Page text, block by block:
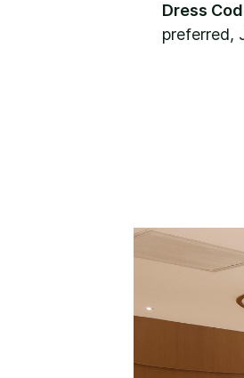
Dress
preferred,